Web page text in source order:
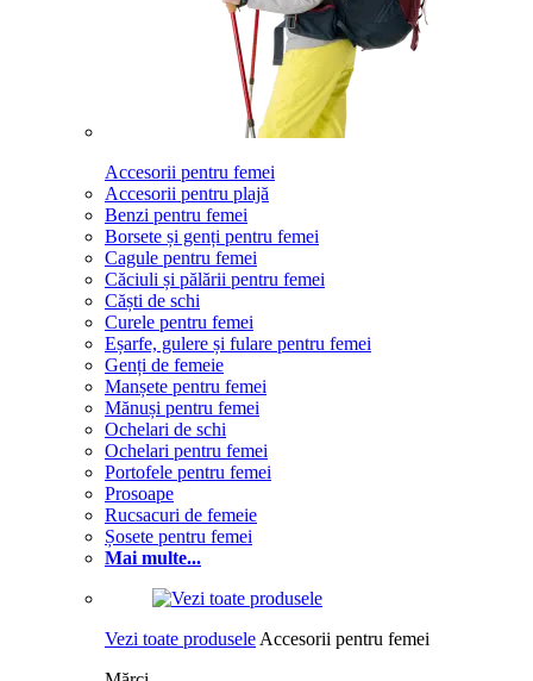
Accesorii pentru femei
Accesorii pentru plajă
Benzi pentru femei
Borsete și genți pentru femei
Cagule pentru femei
Căciuli și pălării pentru femei
Căști de schi
Curele pentru femei
Eșarfe, gulere și fulare pentru femei
Genți de femeie
Manșete pentru femei
Mănuși pentru femei
Ochelari de schi
Ochelari pentru femei
Portofele pentru femei
Prosoape
Rucsacuri de femeie
Șosete pentru femei
Mai multe...
Vezi toate produsele Accesorii pentru femei